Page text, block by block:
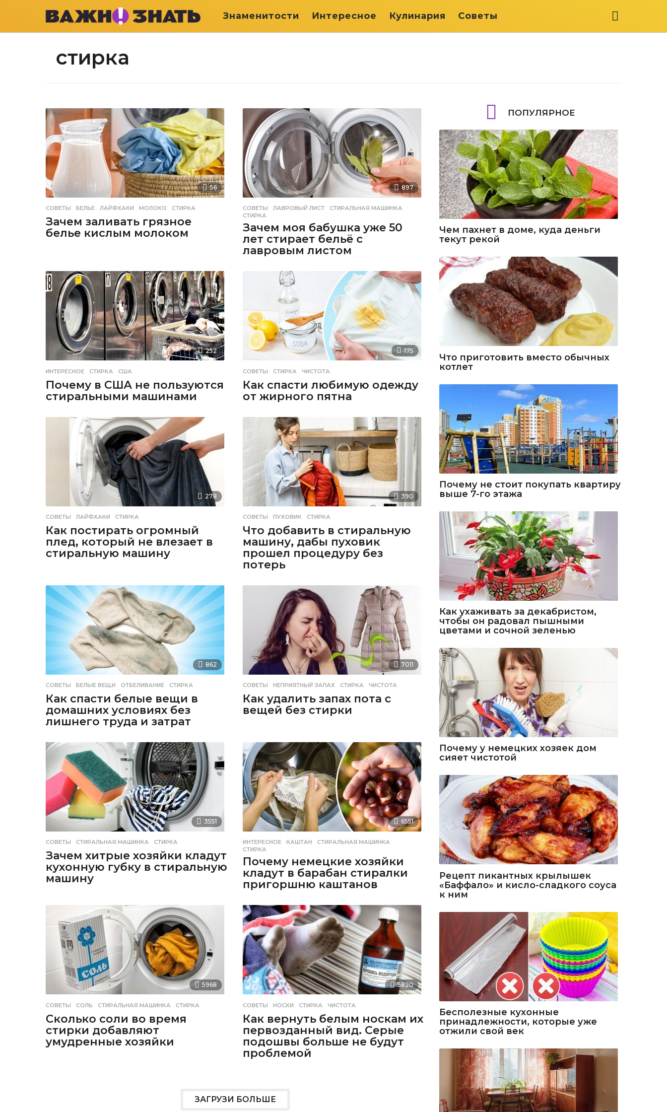
Знаменитости Интересное Кулинария Советы
стирка
56
СОВЕТЫ БЕЛЬЕ ,ЛАЙФХАКИ ,МОЛОКО ,СТИРКА
Зачем заливать грязное
белье кислым молоком
897
СОВЕТЫ ЛАВРОВЫЙ ЛИСТ ,СТИРАЛЬНАЯ МАШИНКА
СТИРКА
Зачем моя бабушка уже 50
лет стирает бельё с
лавровым листом
252
ИНТЕРЕСНОЕ СТИРКА ,США
Почему в США не пользуются
стиральными машинами
175
СОВЕТЫ СТИРКА ,ЧИСТОТА
Как спасти любимую одежду
от жирного пятна
278
СОВЕТЫ ЛАЙФХАКИ ,СТИРКА
Как постирать огромный
плед, который не влезает в
стиральную машину
390
СОВЕТЫ ПУХОВИК ,СТИРКА
Что добавить в стиральную
машину, дабы пуховик
прошел процедуру без
потерь
862
СОВЕТЫ БЕЛЫЕ ВЕЩИ ,ОТБЕЛИВАНИЕ ,СТИРКА
Как спасти белые вещи в
домашних условиях без
лишнего труда и затрат
7011
СОВЕТЫ НЕПРИЯТНЫЙ ЗАПАХ ,СТИРКА ,ЧИСТОТА
Как удалить запах пота с
вещей без стирки
3551
СОВЕТЫ СТИРАЛЬНАЯ МАШИНКА ,СТИРКА
Зачем хитрые хозяйки кладут
кухонную губку в стиральную
машину
6551
ИНТЕРЕСНОЕ КАШТАН ,СТИРАЛЬНАЯ МАШИНКА
СТИРКА
Почему немецкие хозяйки
кладут в барабан стиралки
пригоршню каштанов
5968
СОВЕТЫ СОЛЬ ,СТИРАЛЬНАЯ МАШИНКА ,СТИРКА
Сколько соли во время
стирки добавляют
умудренные хозяйки
5820
СОВЕТЫ НОСКИ ,СТИРКА ,ЧИСТОТА
Как вернуть белым носкам их
первозданный вид. Серые
подошвы больше не будут
проблемой
ЗАГРУЗИ БОЛЬШЕ
ПОПУЛЯРНОЕ
Чем пахнет в доме, куда деньги
текут рекой
Что приготовить вместо обычных
котлет
Почему не стоит покупать квартиру
выше 7-го этажа
Как ухаживать за декабристом,
чтобы он радовал пышными
цветами и сочной зеленью
Почему у немецких хозяек дом
сияет чистотой
Рецепт пикантных крылышек
«Баффало» и кисло-сладкого соуса
к ним
Бесполезные кухонные
принадлежности, которые уже
отжили свой век